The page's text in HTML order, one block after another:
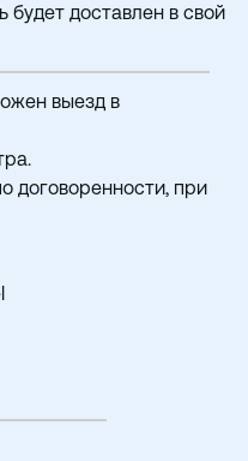
будет доставлен в свой
выезд в
договоренности, при